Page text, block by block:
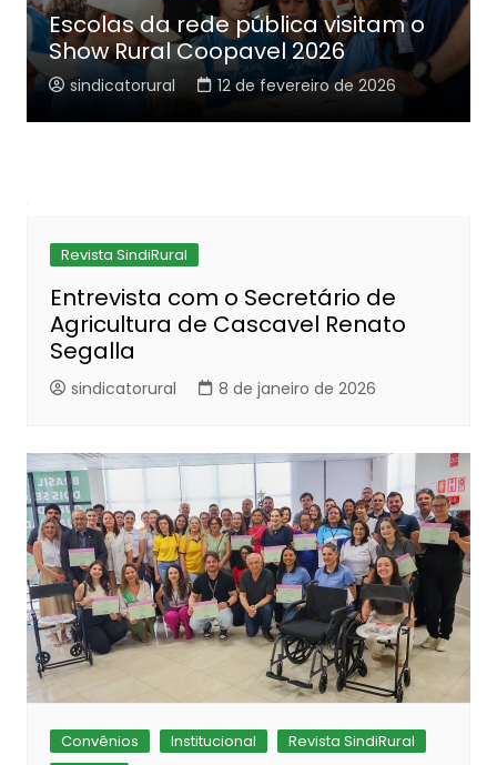
Escolas da rede pública visitam o
Show Rural Coopavel 2026
sindicatorural 12 de fevereiro de 2026
Revista SindiRural
Entrevista com o Secretário de
Agricultura de Cascavel Renato
Segalla
sindicatorural 8 de janeiro de 2026
Convênios Institucional
Revista SindiRural